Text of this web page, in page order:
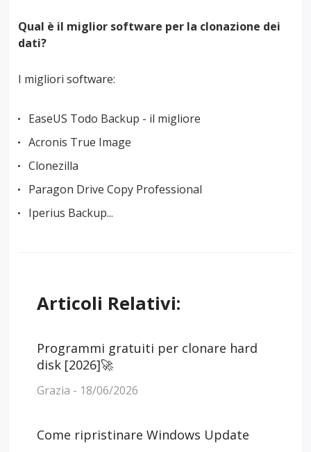
Qual è il miglior software per la clonazione dei
dati?
I migliori software:
EaseUS Todo Backup - il migliore
Acronis True Image
Clonezilla
Paragon Drive Copy Professional
Iperius Backup...
Articoli Relativi:
Programmi gratuiti per clonare hard
disk [2026]🚀
Grazia - 18/06/2026
Come ripristinare Windows Update